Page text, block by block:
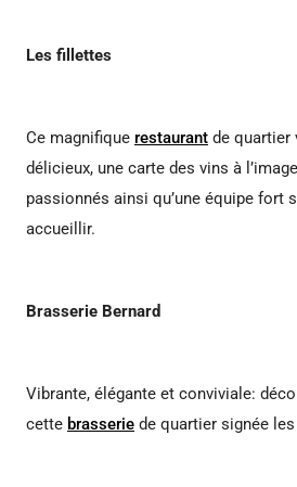
Les fillettes
Ce magnifique restaurant de quartier
délicieux, une carte des vins à
passionnés ainsi qu’une équipe fort
accueillir.
Brasserie Bernard
Vibrante, élégante et conviviale:
cette brasserie de quartier signée